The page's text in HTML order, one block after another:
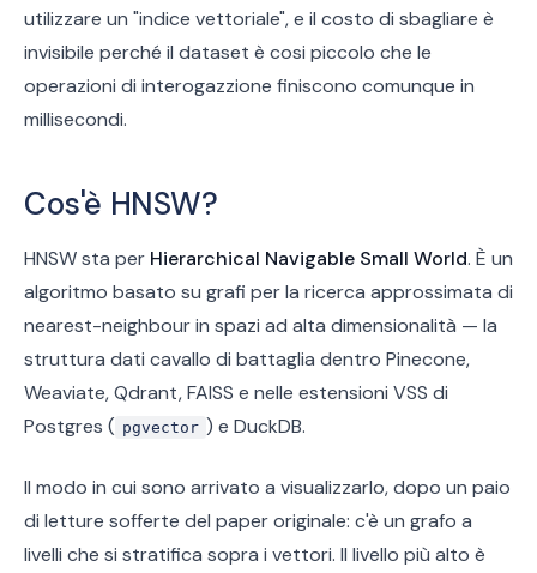
utilizzare un "indice vettoriale", e il costo di sbagliare è
invisibile perché il dataset è cosi piccolo che le
operazioni di interogazzione finiscono comunque in
millisecondi.
Cos'è HNSW?
HNSW sta per Hierarchical Navigable Small World. È un
algoritmo basato su grafi per la ricerca approssimata di
nearest-neighbour in spazi ad alta dimensionalità — la
struttura dati cavallo di battaglia dentro Pinecone,
Weaviate, Qdrant, FAISS e nelle estensioni VSS di
Postgres ( pgvector ) e DuckDB.
Il modo in cui sono arrivato a visualizzarlo, dopo un paio
di letture sofferte del paper originale: c'è un grafo a
livelli che si stratifica sopra i vettori. Il livello più alto è